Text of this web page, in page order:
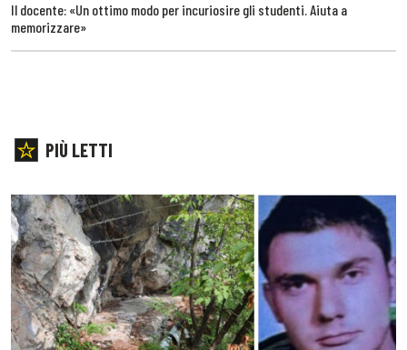
Il docente: «Un ottimo modo per incuriosire gli studenti. Aiuta a
memorizzare»
PIÙ LETTI